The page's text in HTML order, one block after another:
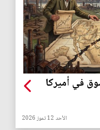
في أميركا
الأحد 12 تموز 2026